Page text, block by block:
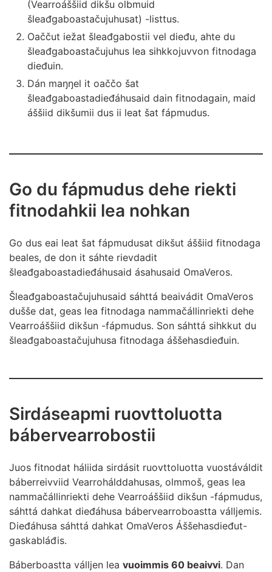
liŋkka bakte. Dát gusto maid dalle, juos leat
addán alccesat F-dovddaldagain vearroáššiid -
dikšun -fápmudusa. Juos dus lea fápmudus
dikšut ovdamearkka dihte oasussearvvi áššiid,
geavat dalle OmaVeros
beales
-liŋkka.
(Vearroáššiid dikšu olbmuid
šleađgaboastačujuhusat) -listtus.
Oaččut iežat šleađgabostii vel dieđu, ahte du
šleađgaboastačujuhus lea sihkkojuvvon fitnodaga
dieđuin.
Dán maŋŋel it oaččo šat
šleađgaboastadieđáhusaid dain fitnodagain, maid
áššiid dikšumii dus ii leat šat fápmudus.
Go du fápmudus dehe riekti
fitnodahkii lea nohkan
Go dus eai leat šat fápmudusat dikšut áššiid fitnodaga
beales, de don it sáhte rievdadit
šleađgaboastadieđáhusaid ásahusaid OmaVeros.
Šleađgaboastačujuhusaid sáhttá beaivádit OmaVeros
dušše dat, geas lea fitnodaga nammačállinriekti dehe
Vearroáššiid dikšun -fápmudus. Son sáhttá sihkkut du
šleađgaboastačujuhusa fitnodaga áššehasdieđuin.
Sirdáseapmi ruovttoluotta
bábervearrobostii
Juos fitnodat háliida sirdásit ruovttoluotta vuostáváldit
báberreivviid Vearrohálddahusas, olmmoš, geas lea
nammačállinriekti dehe Vearroáššiid dikšun -fápmudus,
sáhttá dahkat dieđáhusa bábervearroboastta válljemis.
Dieđáhusa sáhttá dahkat OmaVeros Áššehasdieđut-
gaskabláđis.
Báberboastta válljen lea vuoimmis 60 beaivvi. Dan